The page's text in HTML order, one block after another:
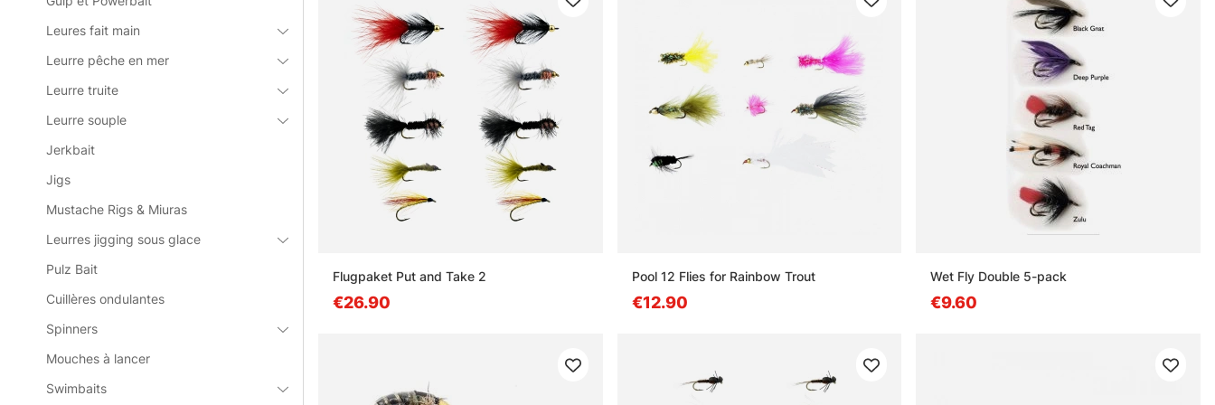
Leures fait main
Leurre pêche en mer
Leurre truite
Leurre souple
Jerkbait
Jigs
Mustache Rigs & Miuras
Leurres jigging sous glace
Pulz Bait
Cuillères ondulantes
Spinners
Mouches à lancer
Swimbaits
Flugpaket Put and Take 2
€26.90
Pool 12 Flies for Rainbow Trout
€12.90
Wet Fly Double 5-pack
€9.60